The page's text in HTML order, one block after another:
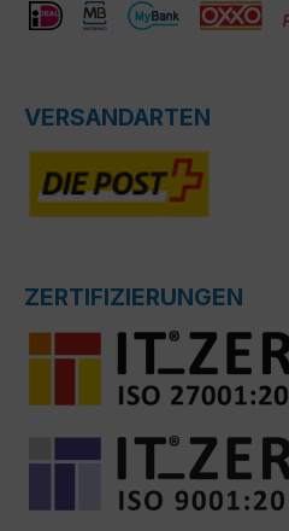
VERSANDARTEN
ZERTIFIZIERUNGEN